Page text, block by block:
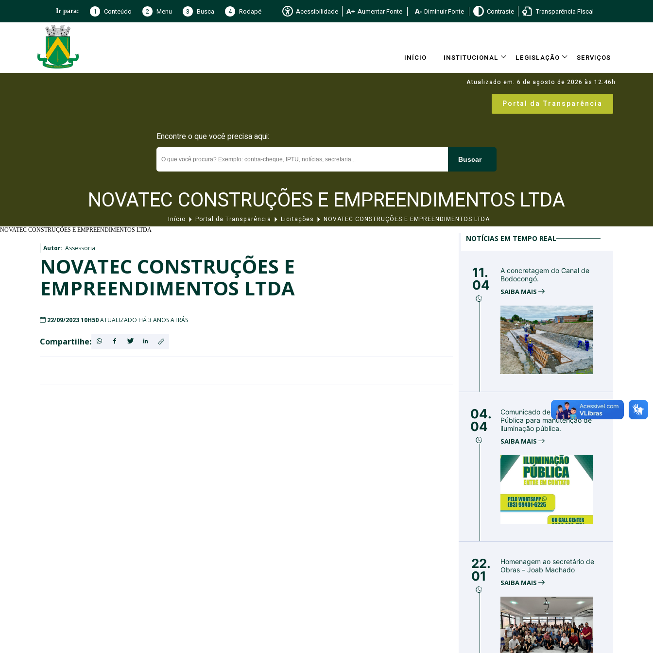
Ir para: 1 Conteúdo 2 Menu 3 Busca 4 Rodapé Acessibilidade Aumentar Fonte Diminuir Fonte Contraste Transparência Fiscal
INÍCIO INSTITUCIONAL LEGISLAÇÃO SERVIÇOS
Atualizado em: 6 de agosto de 2026 às 12:46h
Portal da Transparência
Encontre o que você precisa aqui:
Buscar
NOVATEC CONSTRUÇÕES E EMPREENDIMENTOS LTDA
Início Portal da Transparência Licitações NOVATEC CONSTRUÇÕES E EMPREENDIMENTOS LTDA
NOVATEC CONSTRUÇÕES E EMPREENDIMENTOS LTDA
Autor: Assessoria
NOVATEC CONSTRUÇÕES E
EMPREENDIMENTOS LTDA
22/09/2023 10H50ATUALIZADO HÁ 3 ANOS ATRÁS
Compartilhe:
NOTÍCIAS EM TEMPO REAL
11.
04
A concretagem do Canal de
Bodocongó.
SAIBA MAIS
04.
04
Comunicado de Utilidade
Pública para manutenção de
iluminação pública.
SAIBA MAIS
22.
01
Homenagem ao secretário de
Obras – Joab Machado
SAIBA MAIS